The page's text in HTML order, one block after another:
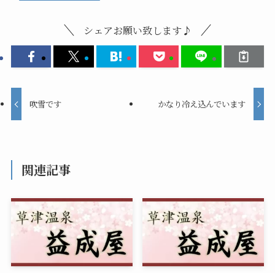
シェアお願い致します♪
吹雪です かなり冷え込んでいます
関連記事